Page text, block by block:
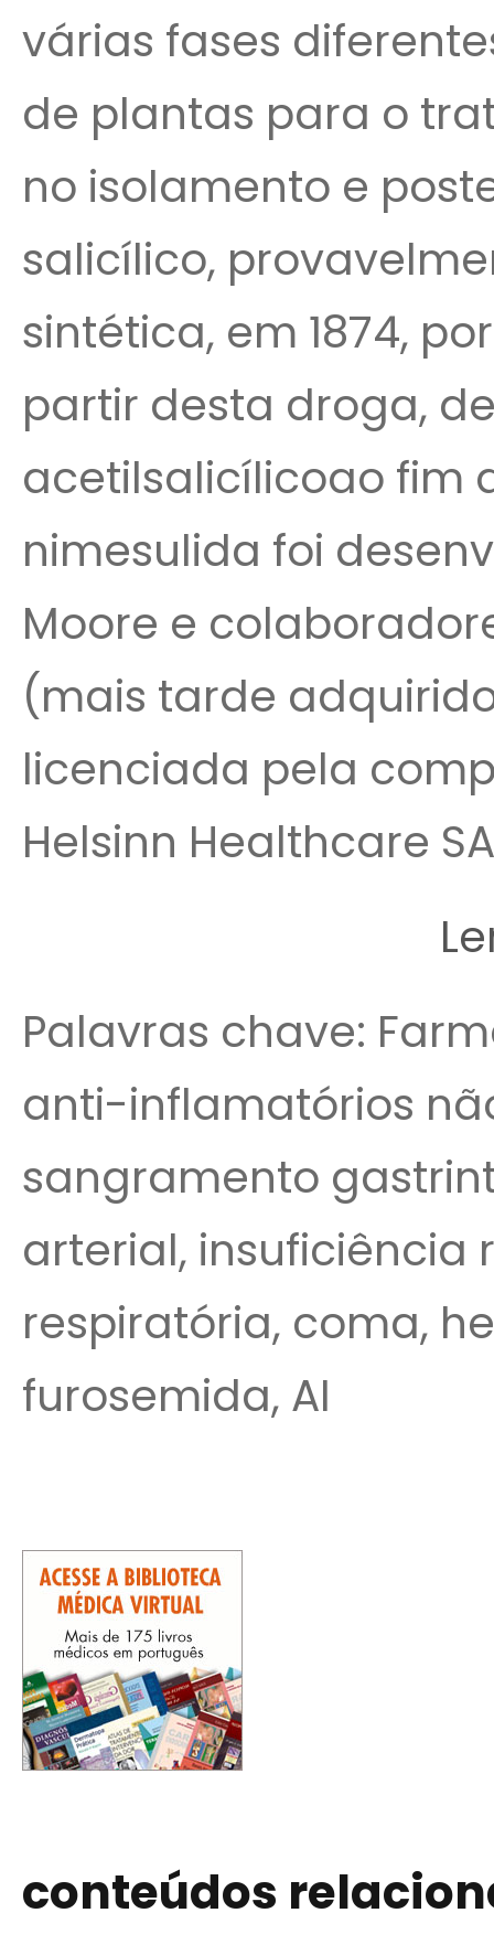
várias fases
de plantas para o
no isolamento e
salicílico,
sintética, em 1874,
partir desta droga,
acetilsalicílicoao fim
nimesulida foi
Moore e
(mais tarde
licenciada pela
Helsinn Healthcare
Palavras chave:
anti-inflamatórios
sangramento
arterial, insuficiência
respiratória, coma,
furosemida, AI
conteúdos